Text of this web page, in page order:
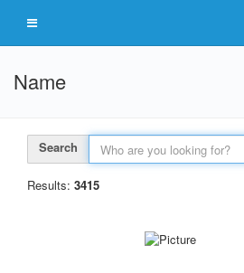
Name
Search
Results: 3415